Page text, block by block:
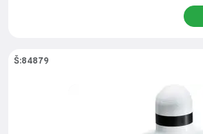
Š:84879